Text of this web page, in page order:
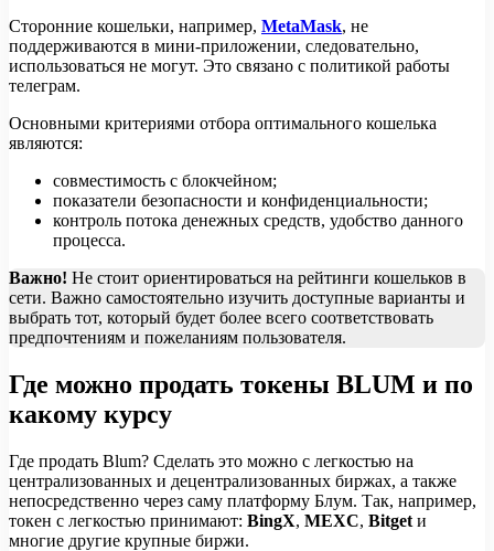
Сторонние кошельки, например, MetaMask, не
поддерживаются в мини-приложении, следовательно,
использоваться не могут. Это связано с политикой работы
телеграм.
Основными критериями отбора оптимального кошелька
являются:
совместимость с блокчейном;
показатели безопасности и конфиденциальности;
контроль потока денежных средств, удобство данного
процесса.
Важно! Не стоит ориентироваться на рейтинги кошельков в
сети. Важно самостоятельно изучить доступные варианты и
выбрать тот, который будет более всего соответствовать
предпочтениям и пожеланиям пользователя.
Где можно продать токены BLUM и по
какому курсу
Где продать Blum? Сделать это можно с легкостью на
централизованных и децентрализованных биржах, а также
непосредственно через саму платформу Блум. Так, например,
токен с легкостью принимают: BingX, MEXC, Bitget и
многие другие крупные биржи.